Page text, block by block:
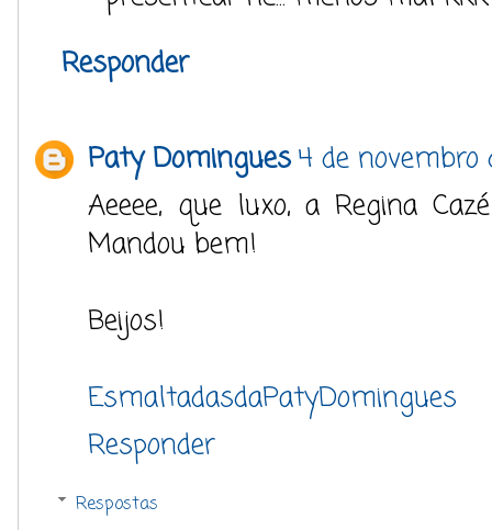
Responder
Paty Domingues4 de novembro
Aeeee, que luxo, a Regina
Mandou bem!
Beijos!
EsmaltadasdaPatyDomingues
Responder
Respostas